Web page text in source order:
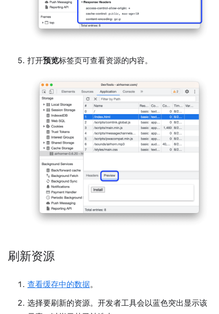
打开预览标签页可查看资源的内容。
刷新资源
查看缓存中的数据。
选择要刷新的资源。开发者工具会以蓝色突出显示该